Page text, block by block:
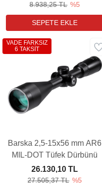
8.938,25 TL %5
Barska 2,5-15x56 mm AR6
MIL-DOT Tüfek Dürbünü
27.505,37 TL %5
26.130,10 TL
VADE FARKSIZ
6 TAKSİT